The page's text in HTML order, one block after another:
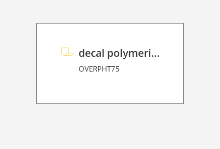
decal polymeric overlaminate P HT 75
OVERPHT75